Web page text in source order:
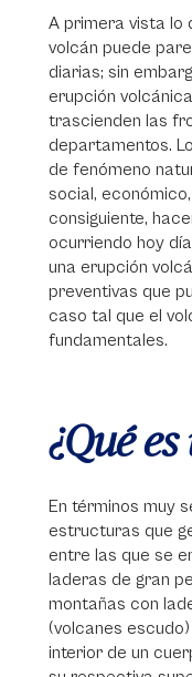
A primera vista lo
volcán puede
diarias; sin
erupción
trascienden las
departamentos.
de fenómeno
social,
consiguiente,
ocurriendo hoy
una erupción
preventivas que
caso tal que el
fundamentales.
¿Qué
En términos muy
estructuras que
entre las que se
laderas de gran
montañas con
(volcanes
interior de un